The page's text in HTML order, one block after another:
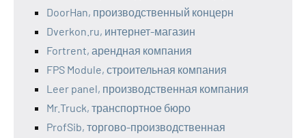
DoorHan, производственный концерн
Dverkon.ru, интернет-магазин
Fortrent, арендная компания
FPS Module, строительная компания
Leer panel, производственная компания
Mr.Truck, транспортное бюро
ProfSib, торгово-производственная